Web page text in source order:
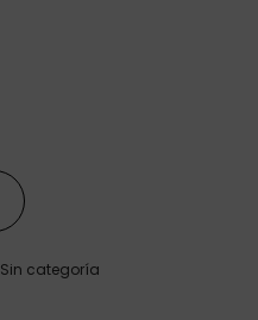
Sin categoría